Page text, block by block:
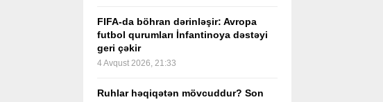
FIFA-da böhran dərinləşir: Avropa
futbol qurumları İnfantinoya dəstəyi
geri çəkir
4 Avqust 2026, 21:33
Ruhlar həqiqətən mövcuddur? Son